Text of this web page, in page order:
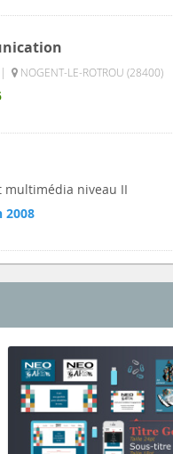
| NOGENT-LE-ROTROU (28400)
multimédia niveau II
2008